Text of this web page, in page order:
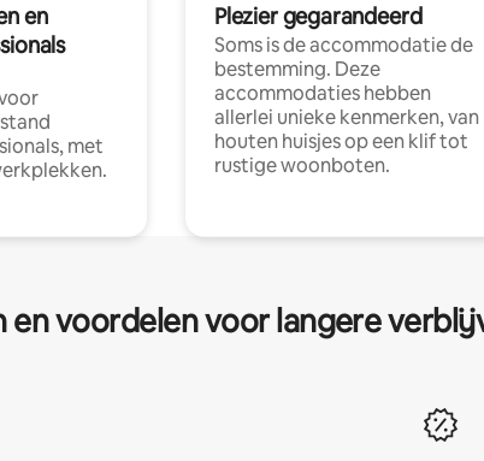
en
met
Plezier gegarandeerd
Soms is de accommodatie de
bestemming. Deze
accommodaties hebben
allerlei unieke kenmerken, van
houten huisjes op een klif tot
rustige woonboten.
en voordelen voor langere